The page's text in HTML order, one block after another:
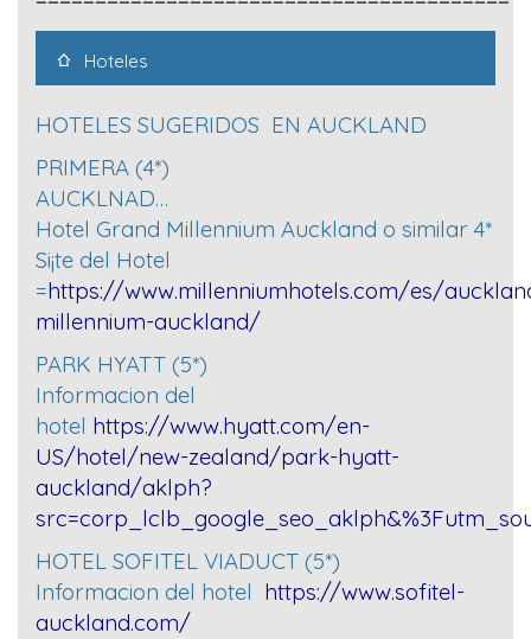
Hoteles
HOTELES SUGERIDOS EN AUCKLAND
PRIMERA (4*)
AUCKLNAD…
Hotel Grand Millennium Auckland o similar 4*
Si¡te del Hotel
=https://www.millenniumhotels.com/es/
millennium-auckland/
PARK HYATT (5*)
Informacion del
hotel https://www.hyatt.com/en-
US/hotel/new-zealand/park-hyatt-
auckland/aklph?
HOTEL SOFITEL VIADUCT (5*)
Informacion del hotel https://www.sofitel-
auckland.com/